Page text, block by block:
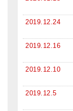
2019.12.24
2019.12.16
2019.12.10
2019.12.5